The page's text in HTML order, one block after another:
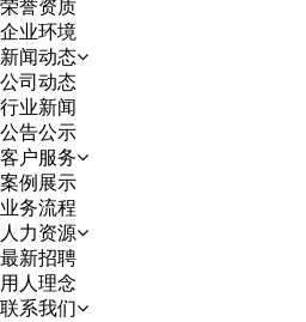
荣誉资质
企业环境
新闻动态
公司动态
行业新闻
公告公示
客户服务
案例展示
业务流程
人力资源
最新招聘
用人理念
联系我们